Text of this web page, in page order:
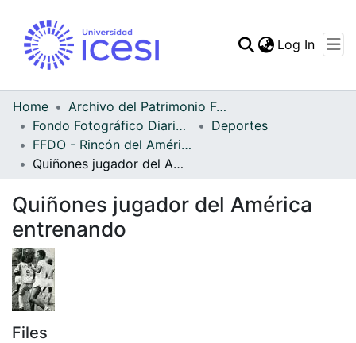
Statistics
Log In
Home
Archivo del Patrimonio Fotográfico y Fílmico del Valle del Cauca
Fondo Fotográfico Diario Occidente
Deportes
FFDO - Rincón del América - Patrimonial
Quiñones jugador del América entrenando
Quiñones jugador del América
entrenando
Files